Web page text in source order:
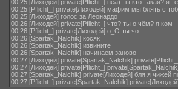
00:25 [Лиходей] private[Pflicht_] неа) ты кто такая? я
00:25 [Pflicht_] private[Лиходей] мафим мы блять с
00:25 [Лиходей] голос за Леонардо
00:26 [Лиходей] private[Pflicht_] что? ты о чём? я ком
00:26 [Pflicht_] private[Лиходей] о_О ты чо
00:26 [Spartak_Nalchik] косяк
00:26 [Spartak_Nalchik] извините
00:26 [Spartak_Nalchik] начинаем заново
00:27 [Лиходей] private[Spartak_Nalchik]
00:27 [Лиходей] private[Pflicht_]
00:27 [Spartak_Nalchik] private[Лиходей] бля я чижей
00:27 [Pflicht_] private[Spartak_Nalchik]